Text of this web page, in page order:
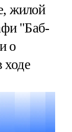
жилой
"Баб-
о
ходе